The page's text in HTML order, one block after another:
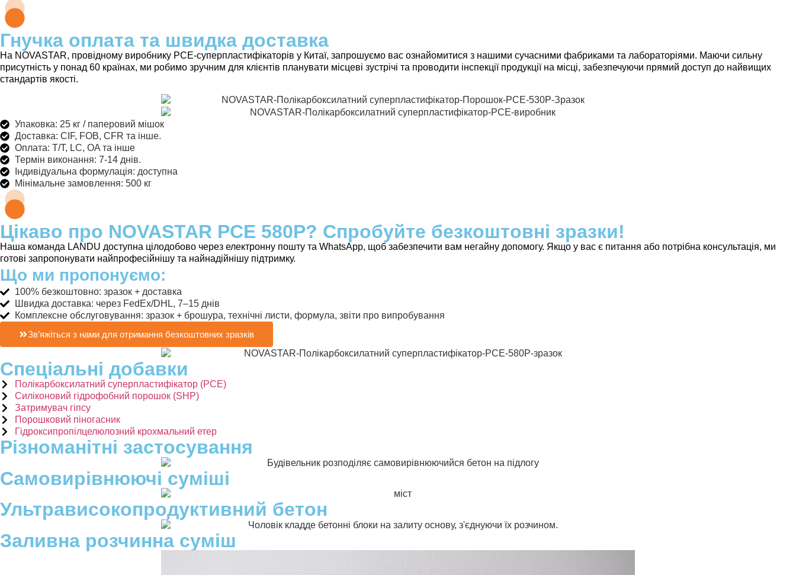
Гнучка оплата та швидка доставка
На NOVASTAR, провідному виробнику PCE-суперпластифікаторів у Китаї, запрошуємо вас ознайомитися з нашими сучасними фабриками та лабораторіями. Маючи сильну
присутність у понад 60 країнах, ми робимо зручним для клієнтів планувати місцеві зустрічі та проводити інспекції продукції на місці, забезпечуючи прямий доступ до найвищих
стандартів якості.
Упаковка: 25 кг / паперовий мішок
Доставка: CIF, FOB, CFR та інше.
Оплата: T/T, LC, OA та інше
Термін виконання: 7-14 днів.
Індивідуальна формулація: доступна
Мінімальне замовлення: 500 кг
Цікаво про NOVASTAR PCE 580P? Спробуйте безкоштовні зразки!
Наша команда LANDU доступна цілодобово через електронну пошту та WhatsApp, щоб забезпечити вам негайну допомогу. Якщо у вас є питання або потрібна консультація, ми
готові запропонувати найпрофесійнішу та найнадійнішу підтримку.
Що ми пропонуємо:
100% безкоштовно: зразок + доставка
Швидка доставка: через FedEx/DHL, 7–15 днів
Комплексне обслуговування: зразок + брошура, технічні листи, формула, звіти про випробування
Зв’яжіться з нами для отримання безкоштовних зразків
Спеціальні добавки
Полікарбоксилатний суперпластифікатор (PCE)
Силіконовий гідрофобний порошок (SHP)
Затримувач гіпсу
Порошковий піногасник
Гідроксипропілцелюлозний крохмальний етер
Різноманітні застосування
Самовирівнюючі суміші
Ультрависокопродуктивний бетон
Заливна розчинна суміш